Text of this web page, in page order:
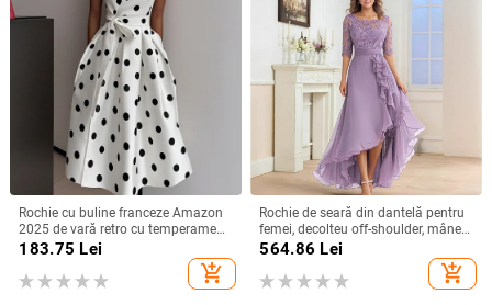
Rochie cu buline franceze Amazon
2025 de vară retro cu temperament
nou, talie subțire, fustă pentru femei
183.75 Lei
add_shopping_cart
Rochie de seară din dantelă pentru
femei, decolteu off-shoulder, mâneci
scurte, croială în A, talie înaltă,
564.86 Lei
add_shopping_cart